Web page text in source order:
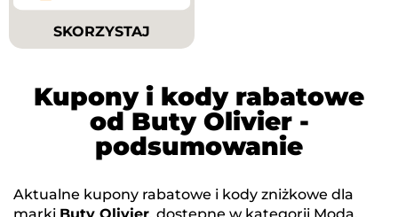
SKORZYSTAJ
Kupony i kody rabatowe
od Buty Olivier -
podsumowanie
Aktualne kupony rabatowe i kody zniżkowe dla
marki Buty Olivier , dostępne w kategorii Moda